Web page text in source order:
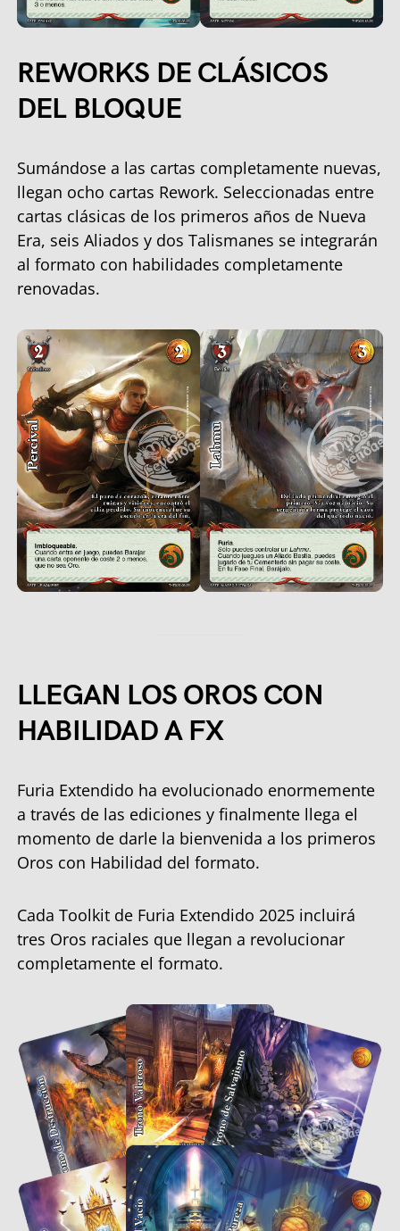
REWORKS DE CLÁSICOS
DEL BLOQUE
Sumándose a las cartas completamente nuevas,
llegan ocho cartas Rework. Seleccionadas entre
cartas clásicas de los primeros años de Nueva
Era, seis Aliados y dos Talismanes se integrarán
al formato con habilidades completamente
renovadas.
LLEGAN LOS OROS CON
HABILIDAD A FX
Furia Extendido ha evolucionado enormemente
a través de las ediciones y finalmente llega el
momento de darle la bienvenida a los primeros
Oros con Habilidad del formato.
Cada Toolkit de Furia Extendido 2025 incluirá
tres Oros raciales que llegan a revolucionar
completamente el formato.